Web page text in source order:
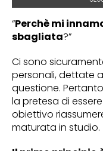
“Perchè mi
sbagliata?”
Ci sono
personali, dettate
questione.
la pretesa di
obiettivo
maturata in studio.